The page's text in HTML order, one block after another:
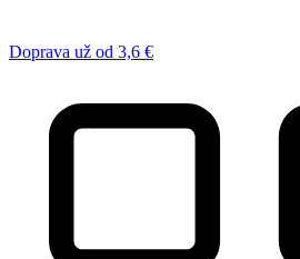
Doprava už od 3,6 €